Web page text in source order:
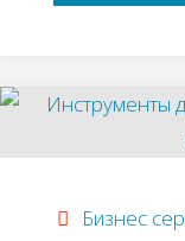
Бизнес